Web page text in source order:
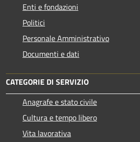
Enti e fondazioni
Politici
Personale Amministrativo
Documenti e dati
CATEGORIE DI SERVIZIO
Anagrafe e stato civile
Cultura e tempo libero
Vita lavorativa